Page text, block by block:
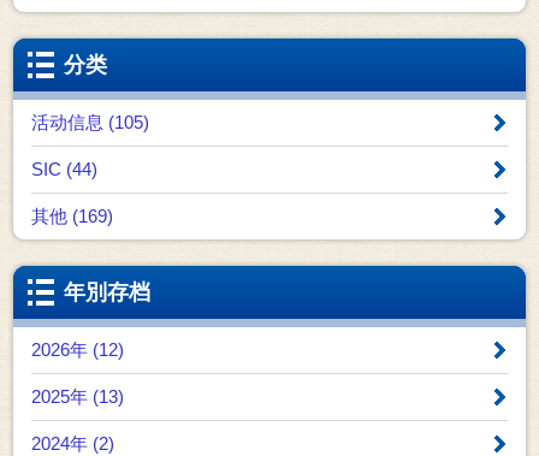
分类
活动信息 (105)
SIC (44)
其他 (169)
年別存档
2026年 (12)
2025年 (13)
2024年 (2)